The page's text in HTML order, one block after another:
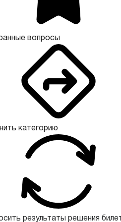
вопросы
категорию
результаты решения